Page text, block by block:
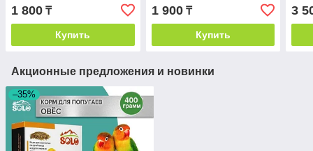
1 800 ₸
Купить
1 900₸
Купить
3
Акционные предложения и новинки
–35%